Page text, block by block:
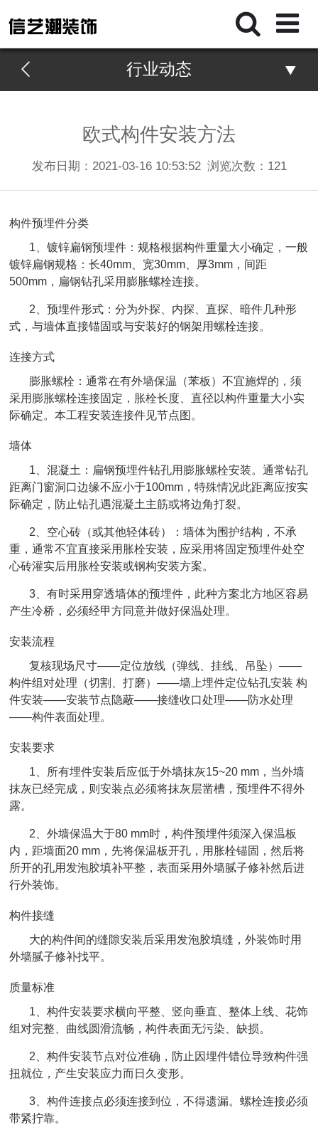
行业动态
欧式构件安装方法
发布日期：2021-03-16 10:53:52 浏览次数： 121
构件预埋件分类
1、镀锌扁钢预埋件：规格根据构件重量大小确定，一般
镀锌扁钢规格：长40mm、宽30mm、厚3mm，间距
500mm，扁钢钻孔采用膨胀螺栓连接。
2、预埋件形式：分为外探、内探、直探、暗件几种形
式，与墙体直接锚固或与安装好的钢架用螺栓连接。
连接方式
膨胀螺栓：通常在有外墙保温（苯板）不宜施焊的，须
采用膨胀螺栓连接固定，胀栓长度、直径以构件重量大小实
际确定。本工程安装连接件见节点图。
墙体
1、混凝土：扁钢预埋件钻孔用膨胀螺栓安装。通常钻孔
距离门窗洞口边缘不应小于100mm，特殊情况此距离应按实
际确定，防止钻孔遇混凝土主筋或将边角打裂。
2、空心砖（或其他轻体砖）：墙体为围护结构，不承
重，通常不宜直接采用胀栓安装，应采用将固定预埋件处空
心砖灌实后用胀栓安装或钢构安装方案。
3、有时采用穿透墙体的预埋件，此种方案北方地区容易
产生冷桥，必须经甲方同意并做好保温处理。
安装流程
复核现场尺寸——定位放线（弹线、挂线、吊坠）——
构件组对处理（切割、打磨）——墙上埋件定位钻孔安装 构
件安装——安装节点隐蔽——接缝收口处理——防水处理
——构件表面处理。
安装要求
1、所有埋件安装后应低于外墙抹灰15~20 mm，当外墙
抹灰已经完成，则安装点必须将抹灰层凿槽，预埋件不得外
露。
2、外墙保温大于80 mm时，构件预埋件须深入保温板
内，距墙面20 mm，先将保温板开孔，用胀栓锚固，然后将
所开的孔用发泡胶填补平整，表面采用外墙腻子修补然后进
行外装饰。
构件接缝
大的构件间的缝隙安装后采用发泡胶填缝，外装饰时用
外墙腻子修补找平。
质量标准
1、构件安装要求横向平整、竖向垂直、整体上线、花饰
组对完整、曲线圆滑流畅，构件表面无污染、缺损。
2、构件安装节点对位准确，防止因埋件错位导致构件强
扭就位，产生安装应力而日久变形。
3、构件连接点必须连接到位，不得遗漏。螺栓连接必须
带紧拧靠。